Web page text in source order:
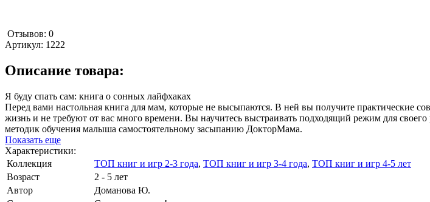
Отзывов: 0
Артикул: 1222
Описание товара:
Я буду спать сам: книга о сонных лайфхаках
Перед вами настольная книга для мам, которые не высыпаются. В ней вы получите практические
жизнь и не требуют от вас много времени. Вы научитесь выстраивать подходящий режим для
методик обучения малыша самостоятельному засыпанию ДокторМама.
Показать еще
Характеристики:
Коллекция
ТОП книг и игр 2-3 года, ТОП книг и игр 3-4 года, ТОП книг и игр 4-5 лет
Возраст
2 - 5 лет
Автор
Доманова Ю.